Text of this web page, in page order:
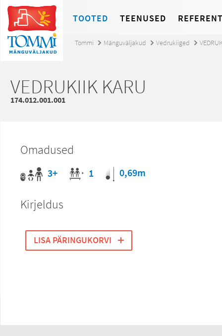
TOOTED TEENUSED
Tommi Mänguväljakud Vedrukiiged
VEDRUKIIK KARU
174.012.001.001
Omadused
3+ 1 0,69m
Kirjeldus
LISA PÄRINGUKORVI